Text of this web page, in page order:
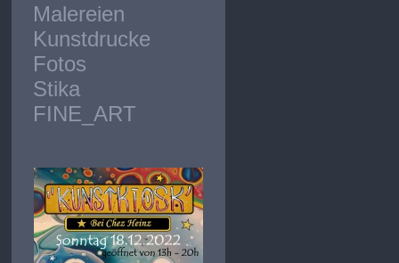
Malereien
Kunstdrucke
Fotos
Stika
FINE_ART